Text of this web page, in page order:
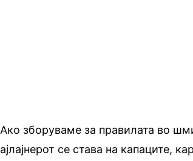
Ако зборуваме за правилата во
ајлајнерот се става на капаците,